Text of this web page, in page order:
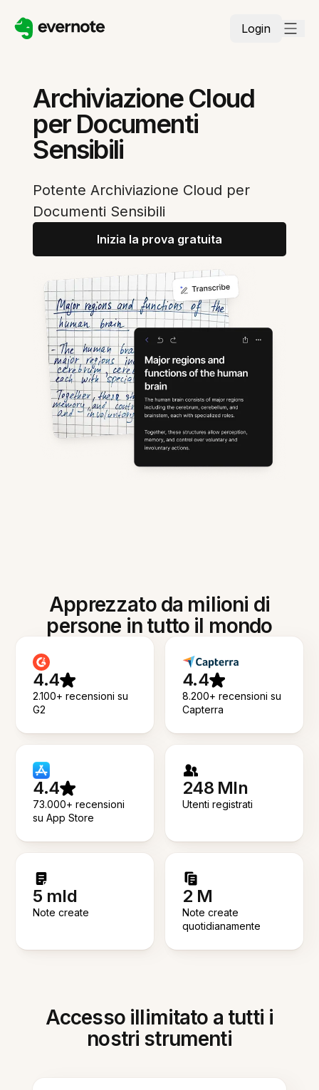
Login
Archiviazione Cloud
per Documenti
Sensibili
Potente Archiviazione Cloud per
Documenti Sensibili
Inizia la prova gratuita
Apprezzato da milioni di
persone in tutto il mondo
4.4
2.100+ recensioni su
G2
4.4
8.200+ recensioni su
Capterra
4.4
73.000+ recensioni
su App Store
248 Mln
Utenti registrati
5 mld
Note create
2 M
Note create
quotidianamente
Accesso illimitato a tutti i
nostri strumenti